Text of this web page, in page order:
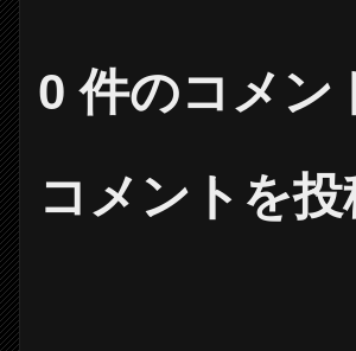
0 件のコメン
コメントを投